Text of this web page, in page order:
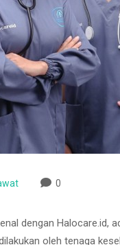
0
dengan
oleh tenaga